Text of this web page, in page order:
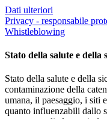
Dati ulteriori
Privacy - responsabile
Whistleblowing
Stato della salute e della
Stato della salute e della
contaminazione della
umana, il paesaggio, i siti
quanto influenzabili dallo